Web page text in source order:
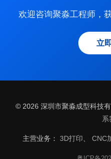
欢迎咨询聚淼工程师，
立
© 2026 深圳市聚淼成型科技
系
主营业务： 3D打印 CNC